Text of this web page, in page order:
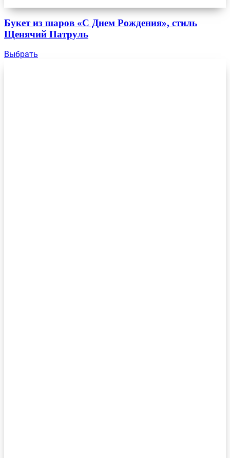
Букет из шаров «С Днем Рождения», стиль
Щенячий Патруль
Выбрать